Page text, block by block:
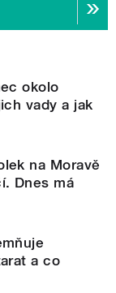
okolo
vady a jak
na Moravě
Dnes má
a co